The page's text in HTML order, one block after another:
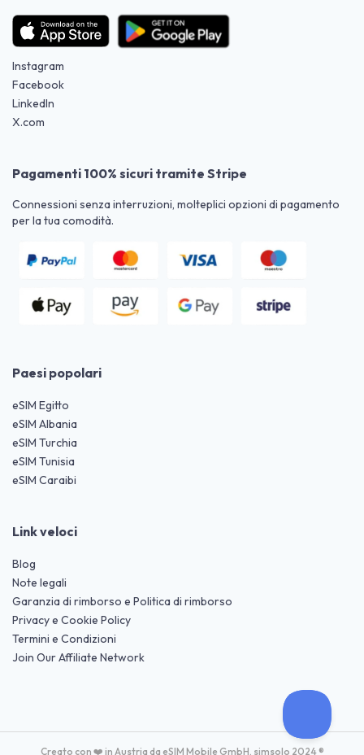
Instagram
Facebook
LinkedIn
X.com
Pagamenti 100% sicuri tramite Stripe
Connessioni senza interruzioni, molteplici opzioni di pagamento
per la tua comodità.
Paesi popolari
eSIM Egitto
eSIM Albania
eSIM Turchia
eSIM Tunisia
eSIM Caraibi
Link veloci
Blog
Note legali
Garanzia di rimborso e Politica di rimborso
Privacy e Cookie Policy
Termini e Condizioni
Join Our Affiliate Network
Creato con ❤️ in Austria da eSIM Mobile GmbH. simsolo 2024 ®